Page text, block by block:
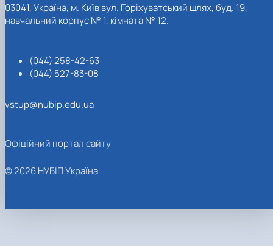
03041, Україна, м. Київ вул. Горіхуватський шлях, буд. 19,
навчальний корпус № 1, кімната № 12.
(044) 258-42-63
(044) 527-83-08
vstup@nubip.edu.ua
Офіційний портал сайту
© 2026 НУБІП Україна